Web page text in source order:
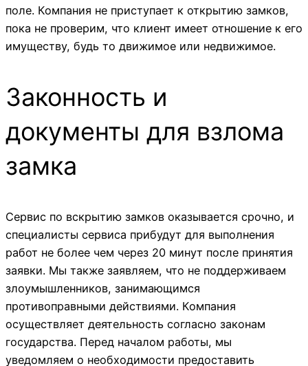
поле. Компания не приступает к открытию замков,
пока не проверим, что клиент имеет отношение к его
имуществу, будь то движимое или недвижимое.
Законность и
документы для взлома
замка
Сервис по вскрытию замков оказывается срочно, и
специалисты сервиса прибудут для выполнения
работ не более чем через 20 минут после принятия
заявки. Мы также заявляем, что не поддерживаем
злоумышленников, занимающимся
противоправными действиями. Компания
осуществляет деятельность согласно законам
государства. Перед началом работы, мы
уведомляем о необходимости предоставить